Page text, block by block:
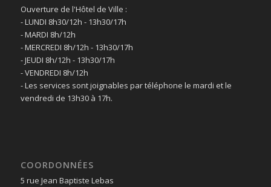
Ouverture de l'Hôtel de Ville :
- LUNDI 8h30/12h - 13h30/17h
- MARDI 8h/12h
- MERCREDI 8h/12h - 13h30/17h
- JEUDI 8h/12h - 13h30/17h
- VENDREDI 8h/12h
- Les services sont joignables par téléphone le mardi et le
vendredi de 13h30 à 17h.
COORDONNÉES
5 rue Jean Baptiste Lebas